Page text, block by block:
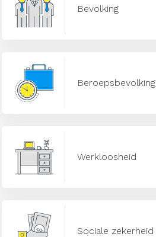
Bevolking
Beroepsbevolking
Werkloosheid
Sociale zekerheid